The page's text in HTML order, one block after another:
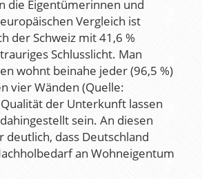
die Eigentümerinnen und
Vergleich ist
der Schweiz mit 41,6 %
Schlusslicht. Man
wohnt beinahe jeder (96,5 %)
vier Wänden (Quelle:
der Unterkunft lassen
sein. An diesen
deutlich, dass Deutschland
an Wohneigentum